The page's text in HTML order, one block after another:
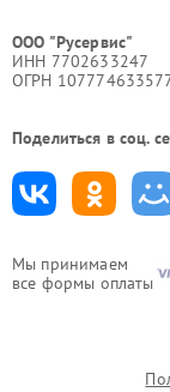
Мы принимаем
все формы оплаты
ООО "Русервис"
ИНН 7702633247
ОГРН
Поделиться в соц.